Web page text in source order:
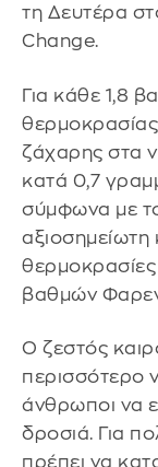
τη Δευτέρα
Change.
Για κάθε 1,8
ζάχαρης στα
κατά 0,7
σύμφωνα με
βαθμών
Ο ζεστός
περισσότερο
άνθρωποι να
δροσιά. Για
πρέπει να